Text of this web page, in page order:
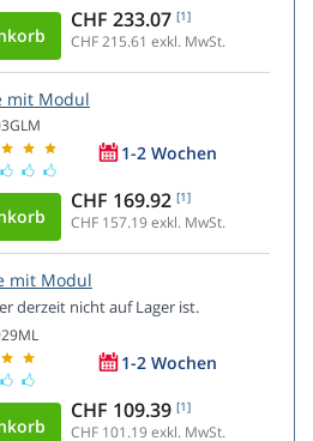
CHF 233.07 [1]
CHF 215.61 exkl. MwSt.
mit Modul
1-2 Wochen
CHF 169.92 [1]
CHF 157.19exkl. MwSt.
mit Modul
derzeit nicht auf Lager ist.
1-2 Wochen
CHF 109.39 [1]
CHF 101.19exkl. MwSt.